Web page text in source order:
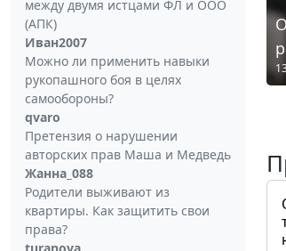
между двумя истцами ФЛ и ООО
(АПК)
Иван2007
Можно ли применить навыки
рукопашного боя в целях
самообороны?
qvaro
Претензия о нарушении
авторских прав Маша и Медведь
Жанна_088
Родители выживают из
квартиры. Как защитить свои
права?